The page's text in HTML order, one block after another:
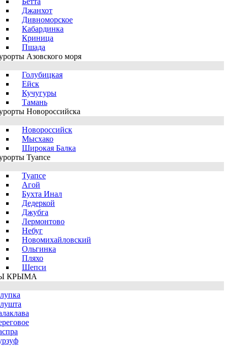
Джанхот
Дивноморское
Кабардинка
Криница
Пшада
Азовского моря
Голубицкая
Ейск
Кучугуры
Тамань
Новороссийска
Новороссийск
Мысхако
Широкая Балка
Туапсе
Туапсе
Агой
Бухта Инал
Дедеркой
Джубга
Лермонтово
Небуг
Новомихайловский
Ольгинка
Пляхо
Шепси
КРЫМА